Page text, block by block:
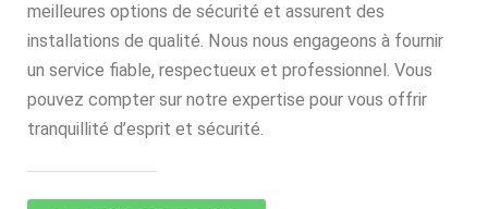
meilleures options de sécurité et assurent des
installations de qualité. Nous nous engageons à fournir
un service fiable, respectueux et professionnel. Vous
pouvez compter sur notre expertise pour vous offrir
tranquillité d’esprit et sécurité.